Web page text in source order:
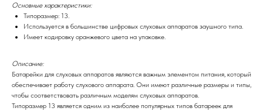
Основные характеристики:
Типоразмер: 13.
Используется в большинстве цифровых слуховых аппаратов заушного типа.
Имеет кодировку оранжевого цвета на упаковке.
Описание:
Батарейки для слуховых аппаратов являются важным элементом питания, который
обеспечивает работу слухового аппарата. Они имеют различные размеры и типы,
чтобы соответствовать различным моделям слуховых аппаратов.
Типоразмер 13 является одним из наиболее популярных типов батареек для